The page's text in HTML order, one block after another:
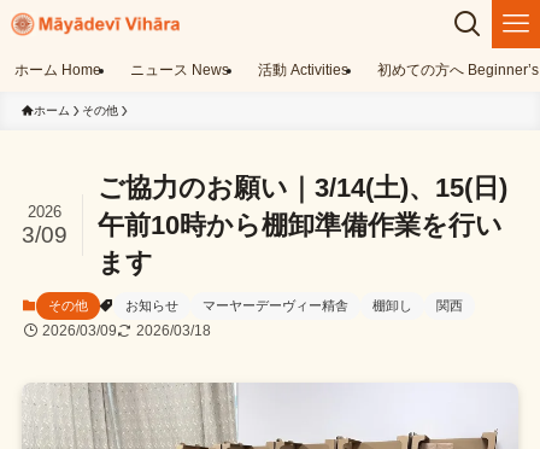
ホーム Home ニュース News 活動 Activities 初めての方へ
ホーム その他
ご協力のお願い｜3/14(土)、15(日)
午前10時から棚卸準備作業を行い
ます
2026
3/09
その他 お知らせ マーヤーデーヴィー精舎 棚卸し 関西
2026/03/09 2026/03/18